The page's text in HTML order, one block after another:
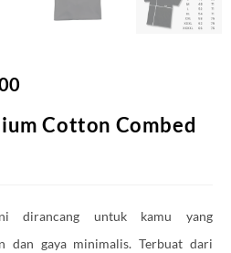
Cotton Combed
dirancang untuk kamu yang
dan gaya minimalis. Terbuat dari